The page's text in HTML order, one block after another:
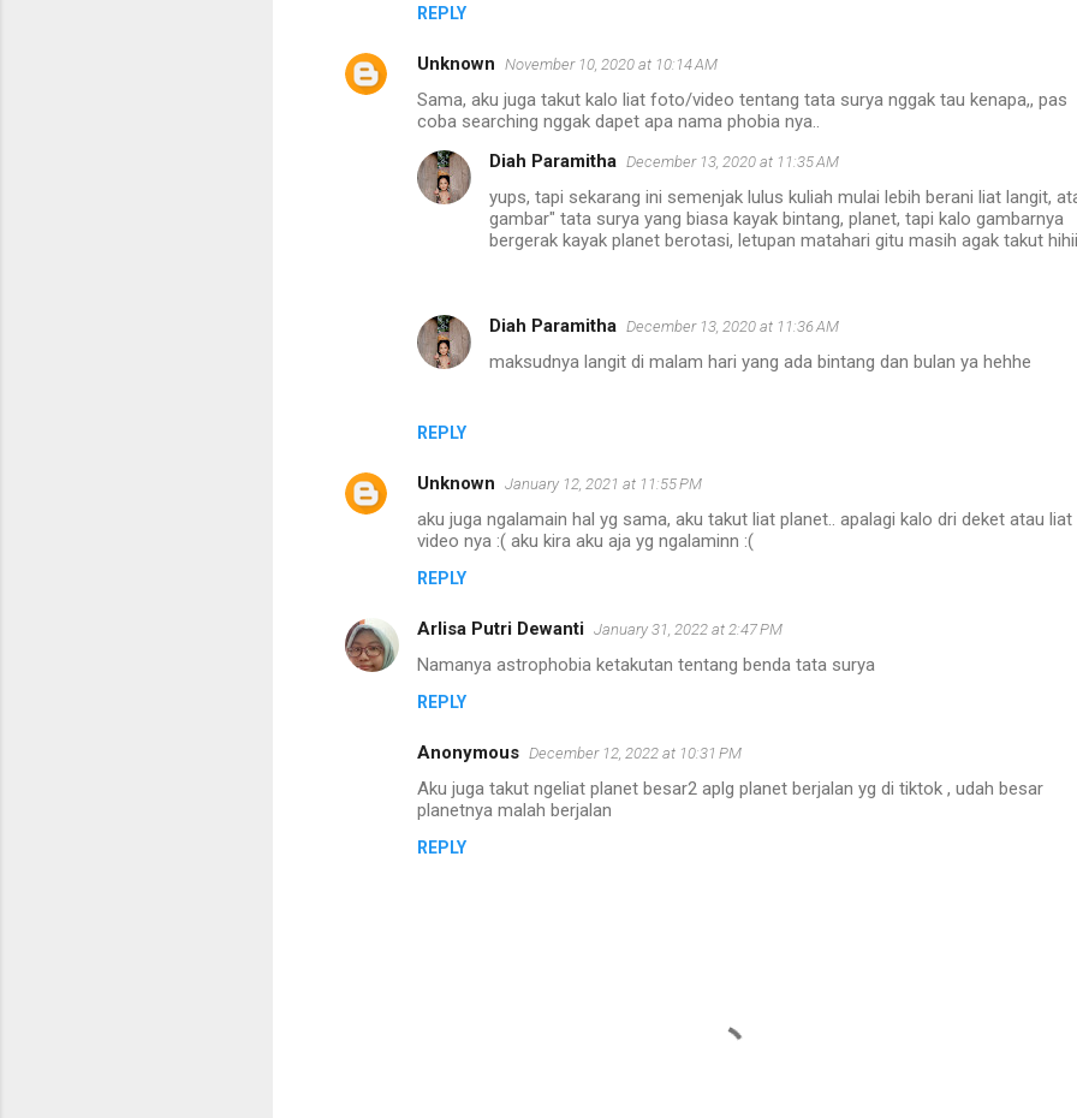
REPLY
Unknown November 10, 2020 at 10:14 AM
Sama, aku juga takut kalo liat foto/video tentang tata surya nggak tau kenapa,, pas
coba searching nggak dapet apa nama phobia nya..
REPLY
Diah Paramitha December 13, 2020 at 11:35 AM
yups, tapi sekarang ini semenjak lulus kuliah mulai lebih berani liat langit,
gambar" tata surya yang biasa kayak bintang, planet, tapi kalo gambarnya
bergerak kayak planet berotasi, letupan matahari gitu masih agak takut hihii
Diah Paramitha December 13, 2020 at 11:36 AM
maksudnya langit di malam hari yang ada bintang dan bulan ya hehhe
Unknown January 12, 2021 at 11:55 PM
aku juga ngalamain hal yg sama, aku takut liat planet.. apalagi kalo dri deket atau liat
video nya :( aku kira aku aja yg ngalaminn :(
REPLY
Arlisa Putri Dewanti January 31, 2022 at 2:47 PM
Namanya astrophobia ketakutan tentang benda tata surya
REPLY
Anonymous December 12, 2022 at 10:31 PM
Aku juga takut ngeliat planet besar2 aplg planet berjalan yg di tiktok , udah besar
planetnya malah berjalan
REPLY